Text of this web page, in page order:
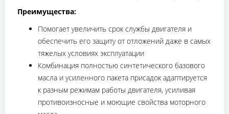
Преимущества:
Помогает увеличить срок службы двигателя и
обеспечить его защиту от отложений даже в самых
тяжелых условиях эксплуатации
Комбинация полностью синтетического базового
масла и усиленного пакета присадок адаптируется
к разным режимам работы двигателя, усиливая
противоизносные и моющие свойства моторного